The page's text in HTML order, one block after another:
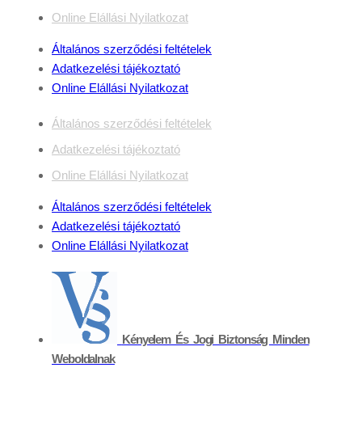
Online Elállási Nyilatkozat
Általános szerződési feltételek
Adatkezelési tájékoztató
Online Elállási Nyilatkozat
Általános szerződési feltételek
Adatkezelési tájékoztató
Online Elállási Nyilatkozat
Általános szerződési feltételek
Adatkezelési tájékoztató
Online Elállási Nyilatkozat
Kényelem És Jogi Biztonság Minden
Weboldalnak